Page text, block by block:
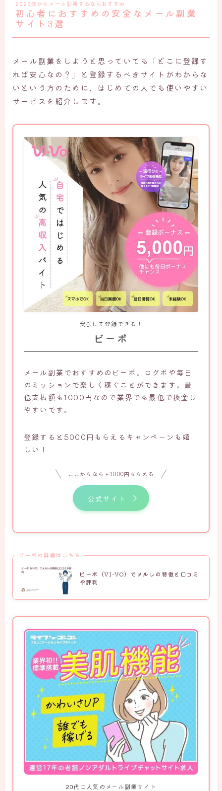
2025年からメール副業するならおすすめ
初心者におすすめの安全なメール副業
サイト3選
メール副業をしようと思っていても「どこに登録す
れば安心なの？」と登録するべきサイトがわからな
いという方のために、はじめての人でも使いやすい
サービスを紹介します。
安心して登録できる！
ビーボ
メール副業でおすすめのビーボ。ログボや毎日
のミッションで楽しく稼ぐことができます。最
低支払額も1000円なので業界でも最低で換金し
やすいです。
登録すると5000円もらえるキャンペーンも嬉
しい！
ここからなら＋1000円もらえる
公式サイト
ビーボの詳細はこちら
ビーボ（VI-VO）でメルレの特徴と口コミ
や評判
20代に人気のメール副業サイト